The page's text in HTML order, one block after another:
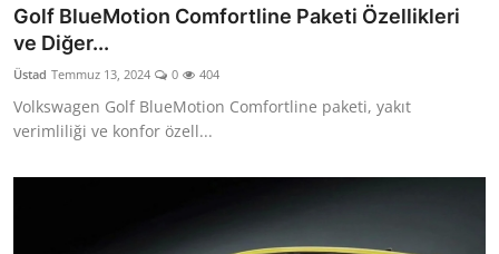
Golf BlueMotion Comfortline Paketi Özellikleri
ve Diğer...
Üstad Temmuz 13, 2024 0 404
Volkswagen Golf BlueMotion Comfortline paketi, yakıt
verimliliği ve konfor özell...